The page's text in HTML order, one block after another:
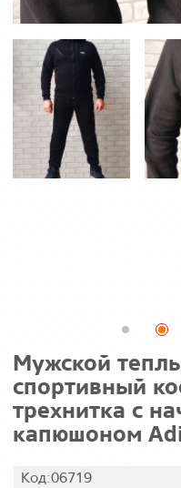
Мужской
спортивный
трехнитка с
капюшоном
Код:06719